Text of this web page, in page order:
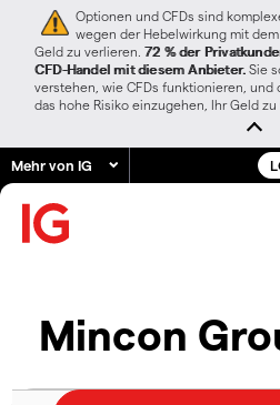
Optionen und CFDs sind
wegen der Hebelwirkung mit
Geld zu verlieren. 72 % der
CFD-Handel mit diesem Anbieter. Sie
verstehen, wie CFDs funktionieren, und
das hohe Risiko einzugehen, Ihr Geld zu
Mehr von IG
Mincon